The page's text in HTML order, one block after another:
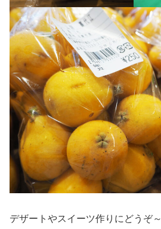
デザートやスイーツ作りにどうぞ～